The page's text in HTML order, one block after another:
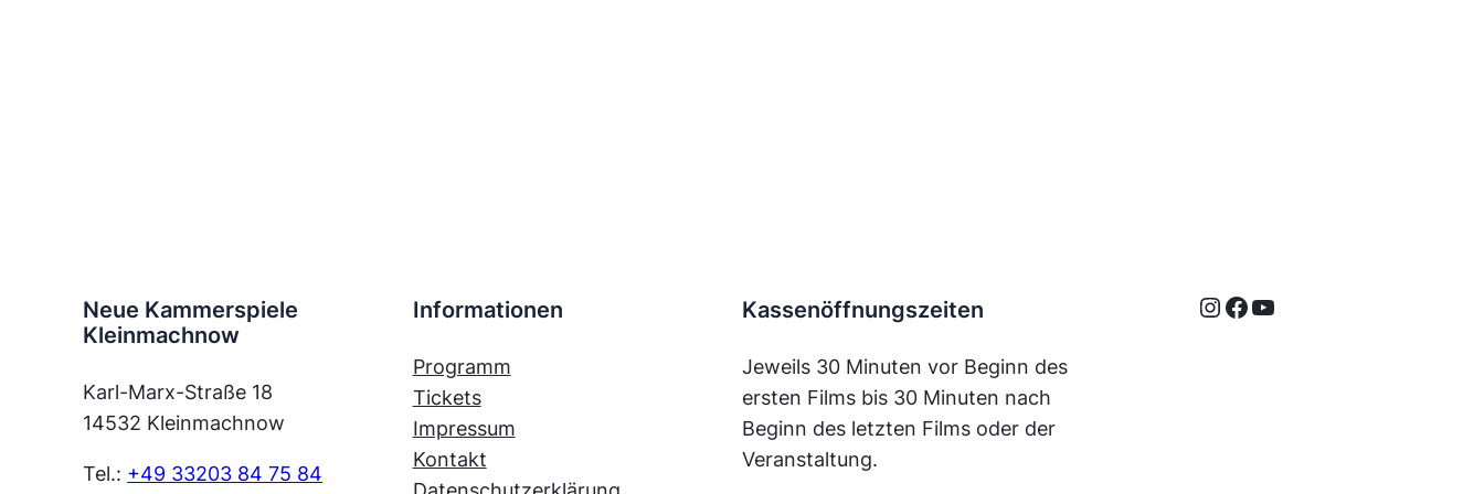
Neue Kammerspiele
Kleinmachnow
Karl-Marx-Straße 18
14532 Kleinmachnow
Tel.: +49 33203 84 75 84
Informationen
Programm
Tickets
Impressum
Kontakt
Kassenöffnungszeiten
Jeweils 30 Minuten vor Beginn des
ersten Films bis 30 Minuten nach
Beginn des letzten Films oder der
Veranstaltung.
Instagram Facebook YouTube